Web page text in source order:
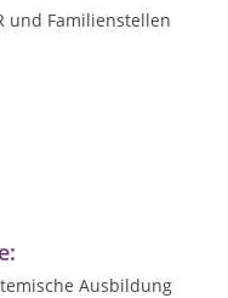
und Familienstellen
Ausbildung